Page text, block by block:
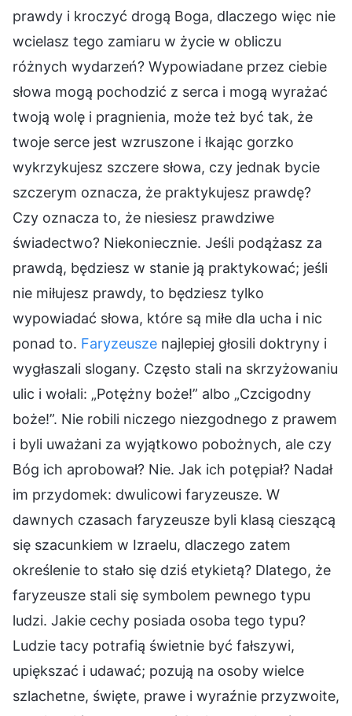
prawdy i kroczyć drogą Boga, dlaczego więc nie
wcielasz tego zamiaru w życie w obliczu
różnych wydarzeń? Wypowiadane przez ciebie
słowa mogą pochodzić z serca i mogą wyrażać
twoją wolę i pragnienia, może też być tak, że
twoje serce jest wzruszone i łkając gorzko
wykrzykujesz szczere słowa, czy jednak bycie
szczerym oznacza, że praktykujesz prawdę?
Czy oznacza to, że niesiesz prawdziwe
świadectwo? Niekoniecznie. Jeśli podążasz za
prawdą, będziesz w stanie ją praktykować; jeśli
nie miłujesz prawdy, to będziesz tylko
wypowiadać słowa, które są miłe dla ucha i nic
ponad to. Faryzeusze najlepiej głosili doktryny i
wygłaszali slogany. Często stali na skrzyżowaniu
ulic i wołali: „Potężny boże!” albo „Czcigodny
boże!”. Nie robili niczego niezgodnego z prawem
i byli uważani za wyjątkowo pobożnych, ale czy
Bóg ich aprobował? Nie. Jak ich potępiał? Nadał
im przydomek: dwulicowi faryzeusze. W
dawnych czasach faryzeusze byli klasą cieszącą
się szacunkiem w Izraelu, dlaczego zatem
określenie to stało się dziś etykietą? Dlatego, że
faryzeusze stali się symbolem pewnego typu
ludzi. Jakie cechy posiada osoba tego typu?
Ludzie tacy potrafią świetnie być fałszywi,
upiększać i udawać; pozują na osoby wielce
szlachetne, święte, prawe i wyraźnie przyzwoite,